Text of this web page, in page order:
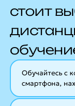
стоит
Обучайтесь с
смартфона,